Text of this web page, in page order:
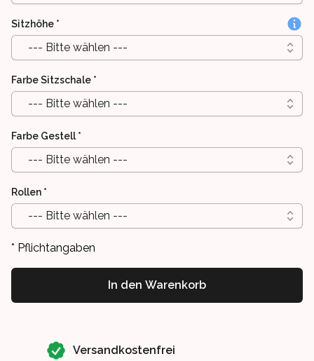
Sitzhöhe *
--- Bitte wählen ---
Farbe Sitzschale *
--- Bitte wählen ---
Farbe Gestell *
--- Bitte wählen ---
Rollen *
--- Bitte wählen ---
* Pflichtangaben
In den Warenkorb
Versandkostenfrei